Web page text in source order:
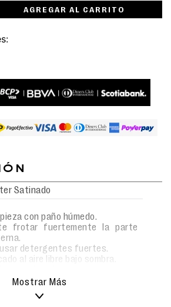
AGREGAR AL CARRITO
Satinado
con paño húmedo.
frotar fuertemente la parte
usar detergentes fuertes.
al aire libre bajo sombra.
Mostrar Más